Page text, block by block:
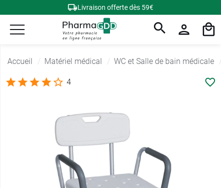
Livraison offerte dès 59€
Accueil Matériel médical WC et Salle de bain médicale
4